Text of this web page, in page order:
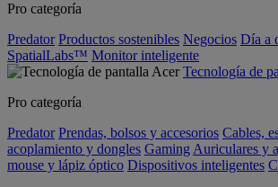
Pro categoría
Predator Productos sostenibles Negocios Día a
SpatialLabs™ Monitor inteligente
Tecnología de
Pro categoría
Predator Prendas, bolsos y accesorios Cables,
acoplamiento y dongles Gaming Auriculares y
mouse y lápiz óptico Dispositivos inteligentes